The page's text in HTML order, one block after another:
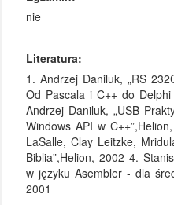
nie
Literatura:
1. Andrzej Daniluk, „RS
Od Pascala i C++ do
Andrzej Daniluk, „USB
Windows API w
LaSalle, Clay Leitzke,
Biblia”,Helion, 2002 4.
w języku Asembler - dla
2001